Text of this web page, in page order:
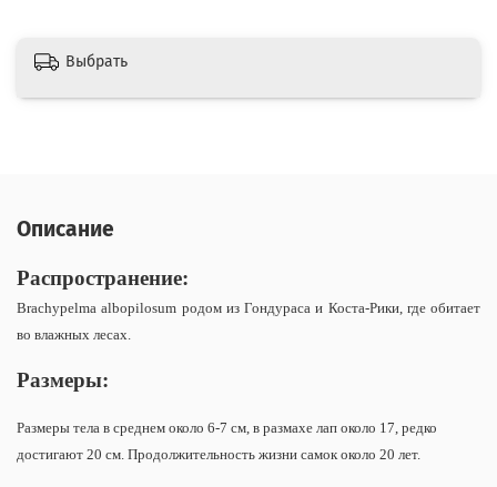
Выбрать
Описание
Распространение:
Brachypelma albopilosum родом из Гондураса и Коста-Рики, где обитает
во влажных лесах.
Размеры:
Размеры тела в среднем около 6-7 см, в размахе лап около 17, редко
достигают 20 см. Продолжительность жизни самок около 20 лет.